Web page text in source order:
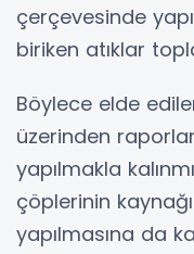
çerçevesinde
biriken atıklar
Böylece elde
üzerinden
yapılmakla
çöplerinin
yapılmasına da